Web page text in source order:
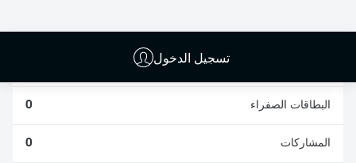
تسجيل الدخول
البطاقات الصفراء 0
المشاركات 0